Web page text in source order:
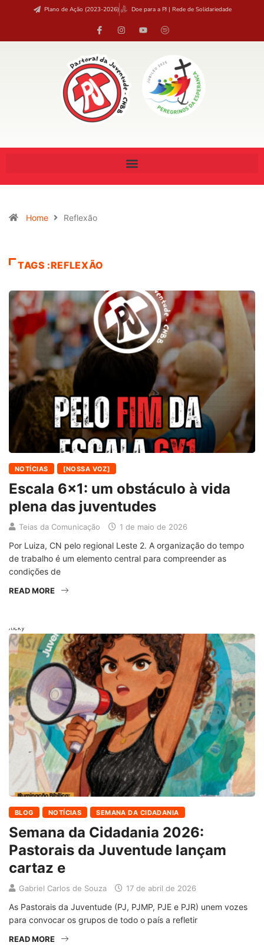
Plano de Ação (2023-2026) Doe para a PJ | Rede de Solidariedade
Home Reflexão
TAGS :REFLEXÃO
NOTÍCIAS [NOSSA VOZ]
Escala 6×1: um obstáculo à vida
plena das juventudes
Teias da Comunicação 1 de maio de 2026
Por Luiza, CN pelo regional Leste 2. A organização do tempo
de trabalho é um elemento central para compreender as
condições de
READ MORE
Sticky
BLOG NOTÍCIAS SEMANA DA CIDADANIA
Semana da Cidadania 2026:
Pastorais da Juventude lançam
cartaz e
Gabriel Carlos de Souza 17 de abril de 2026
As Pastorais da Juventude (PJ, PJMP, PJE e PJR) unem vozes
para convocar os grupos de todo o país a refletir
READ MORE